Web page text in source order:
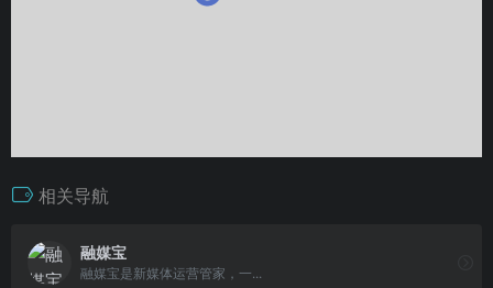
相关导航
融媒宝
融媒宝是新媒体运营管家，一...